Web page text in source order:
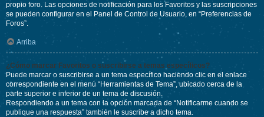
propio foro. Las opciones de notificación para los Favoritos y las suscripciones
se pueden configurar en el Panel de Control de Usuario, en “Preferencias de
Foros”.
Arriba
¿Cómo marcar Favoritos o suscribirse a temas específicos?
Puede marcar o suscribirse a un tema específico haciendo clic en el enlace
correspondiente en el menú “Herramientas de Tema”, ubicado cerca de la
parte superior e inferior de un tema de discusión.
Respondiendo a un tema con la opción marcada de “Notificarme cuando se
publique una respuesta” también le suscribe a dicho tema.